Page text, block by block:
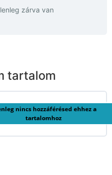
zárva van
tartalom
nincs hozzáférésed ehhez a
tartalomhoz